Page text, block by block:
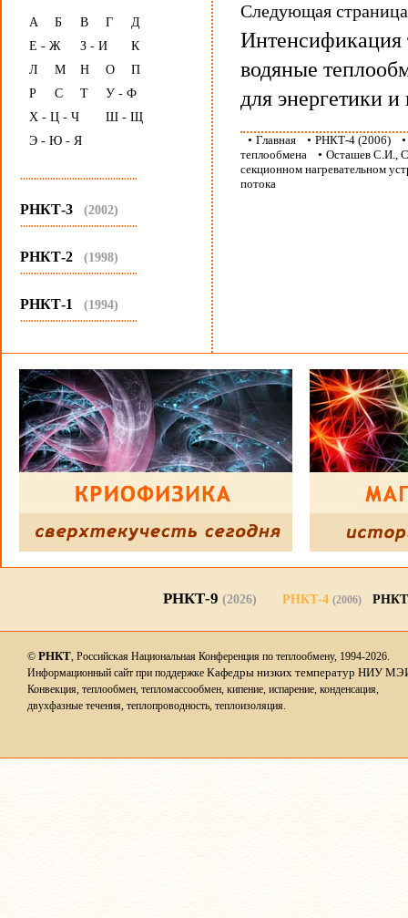
А Б В Г
Д
Е - Ж
З - И
К
Л
М Н О
П
Р
С Т
У - Ф
Х - Ц - Ч
Ш - Щ
Э - Ю - Я
...........................................
РНКТ-3 (2002)
...........................................
РНКТ-2 (1998)
...........................................
РНКТ-1 (1994)
...........................................
Следующая
Интенсификация
водяные
для энергетики и
• Главная • РНКТ-4 (2006)
теплообмена • Осташев С.И.,
секционном нагревательном
потока
РНКТ-9 (2026) РНКТ-4 (2006)
© РНКТ, Российская Национальная Конференция по теплообмену, 1994-2026.
Информационный сайт при поддержке Кафедры низких температур НИУ
Конвекция, теплообмен, тепломассообмен, кипение, испарение, конденсация,
двухфазные течения, теплопроводность, теплоизоляция.